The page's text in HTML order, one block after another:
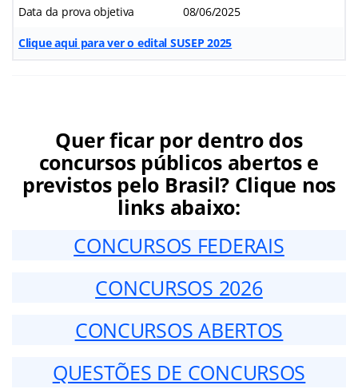
Data da prova objetiva 08/06/2025
Clique aqui para ver o edital SUSEP 2025
Quer ficar por dentro dos
concursos públicos abertos e
previstos pelo Brasil? Clique nos
links abaixo:
CONCURSOS FEDERAIS
CONCURSOS 2026
CONCURSOS ABERTOS
QUESTÕES DE CONCURSOS